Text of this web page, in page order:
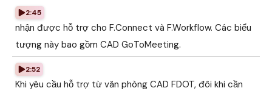
2:45
nhận được hỗ trợ cho F.Connect và F.Workflow. Các biểu
tượng này bao gồm CAD GoToMeeting.
2:52
Khi yêu cầu hỗ trợ từ văn phòng CAD FDOT, đôi khi cần